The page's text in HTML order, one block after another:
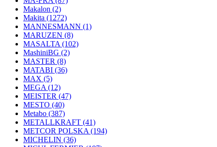
Makalon (2)
Makita (1272)
MANNESMANN (1)
MARUZEN (8)
MASALTA (102)
MashiniBG (2)
MASTER (8)
MATABI (36)
MAX (5)
MEGA (12)
MEISTER (47)
MESTO (40)
Metabo (387)
METALLKRAFT (41)
METCOR POLSKA (194)
MICHELIN (36)